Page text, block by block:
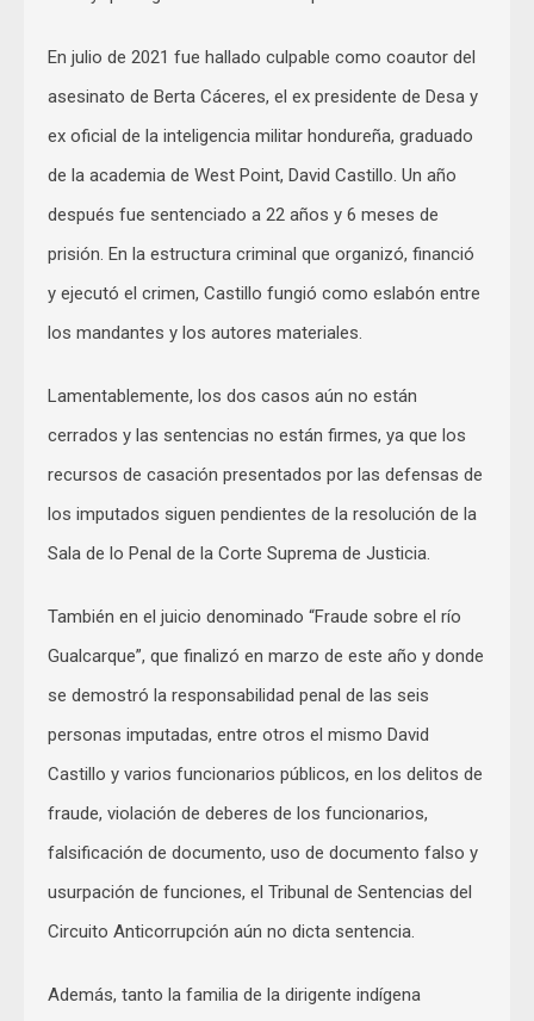
En julio de 2021 fue hallado culpable como coautor del
asesinato de Berta Cáceres, el ex presidente de Desa y
ex oficial de la inteligencia militar hondureña, graduado
de la academia de West Point, David Castillo. Un año
después fue sentenciado a 22 años y 6 meses de
prisión. En la estructura criminal que organizó, financió
y ejecutó el crimen, Castillo fungió como eslabón entre
los mandantes y los autores materiales.
Lamentablemente, los dos casos aún no están
cerrados y las sentencias no están firmes, ya que los
recursos de casación presentados por las defensas de
los imputados siguen pendientes de la resolución de la
Sala de lo Penal de la Corte Suprema de Justicia.
También en el juicio denominado “Fraude sobre el río
Gualcarque”, que finalizó en marzo de este año y donde
se demostró la responsabilidad penal de las seis
personas imputadas, entre otros el mismo David
Castillo y varios funcionarios públicos, en los delitos de
fraude, violación de deberes de los funcionarios,
falsificación de documento, uso de documento falso y
usurpación de funciones, el Tribunal de Sentencias del
Circuito Anticorrupción aún no dicta sentencia.
Además, tanto la familia de la dirigente indígena